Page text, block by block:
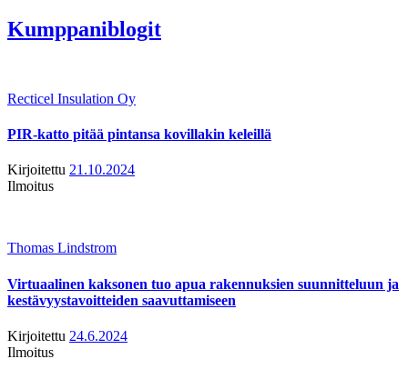
Kumppaniblogit
Recticel Insulation Oy
PIR-katto pitää pintansa kovillakin keleillä
Kirjoitettu 21.10.2024
Ilmoitus
Thomas Lindstrom
Virtuaalinen kaksonen tuo apua rakennuksien suunnitteluun ja
kestävyystavoitteiden saavuttamiseen
Kirjoitettu 24.6.2024
Ilmoitus